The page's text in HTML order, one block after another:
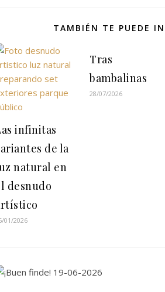
TAMBIÉN TE PUEDE
infinitas
de la
natural en
desnudo
01/2026
Tras
bambalinas
28/07/2026